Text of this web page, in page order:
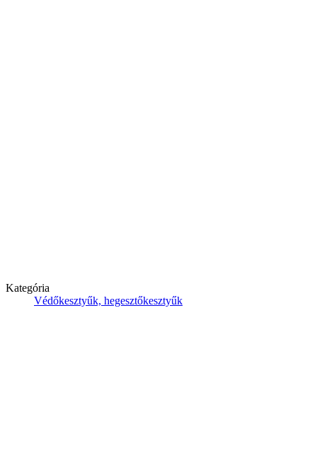
Kategória
Védőkesztyűk, hegesztőkesztyűk